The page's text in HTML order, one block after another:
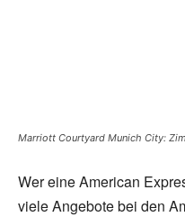
Marriott Courtyard Munich City:
Wer eine American
viele Angebote bei den